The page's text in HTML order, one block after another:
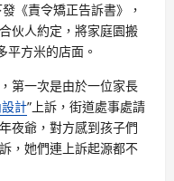
《責令矯正告訴書》，
伙人約定，將家庭園搬
平方米的店面。
第一次是由於一位家長
計”上訴，街道處事處請
夜爺，對方感到孩子們
，她們連上訴起源都不